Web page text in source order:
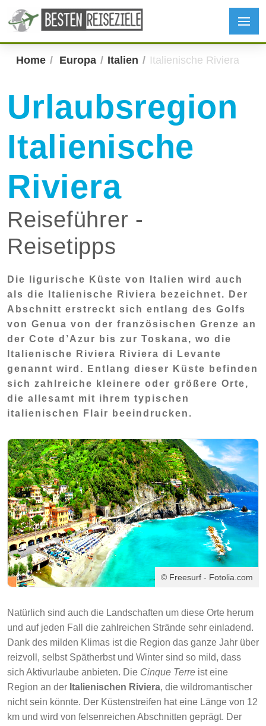
Home Europa Italien Italienische Riviera
Urlaubsregion
Italienische
Riviera
Reiseführer -
Reisetipps
Die ligurische Küste von Italien wird auch
als die Italienische Riviera bezeichnet. Der
Abschnitt erstreckt sich entlang des Golfs
von Genua von der französischen Grenze an
der Cote d’Azur bis zur Toskana, wo die
Italienische Riviera Riviera di Levante
genannt wird. Entlang dieser Küste befinden
sich zahlreiche kleinere oder größere Orte,
die allesamt mit ihrem typischen
italienischen Flair beeindrucken.
© Freesurf - Fotolia.com
Natürlich sind auch die Landschaften um diese Orte herum
und auf jeden Fall die zahlreichen Strände sehr einladend.
Dank des milden Klimas ist die Region das ganze Jahr über
reizvoll, selbst Spätherbst und Winter sind so mild, dass
sich Aktivurlaube anbieten. Die Cinque Terre ist eine
Region an der Italienischen Riviera, die wildromantischer
nicht sein könnte. Der Küstenstreifen hat eine Länge von 12
km und wird von felsenreichen Abschnitten geprägt. Der